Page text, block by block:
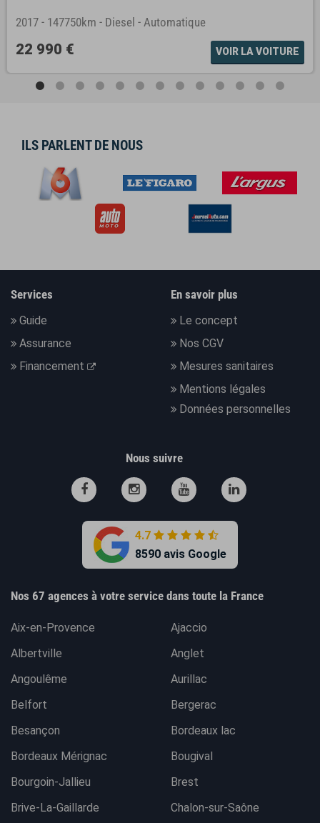
2017 - 147750km - Diesel - Automatique
22 990 € VOIR LA VOITURE
ILS PARLENT DE NOUS
Services
Guide
Assurance
Financement
En savoir plus
Le concept
Nos CGV
Mesures sanitaires
Mentions légales
Données personnelles
Nous suivre
4.7
8590 avis Google
Nos 67 agences à votre service dans toute la France
Aix-en-Provence
Ajaccio
Albertville
Anglet
Angoulême
Aurillac
Belfort
Bergerac
Besançon
Bordeaux lac
Bordeaux Mérignac
Bougival
Bourgoin-Jallieu
Brest
Brive-La-Gaillarde
Chalon-sur-Saône